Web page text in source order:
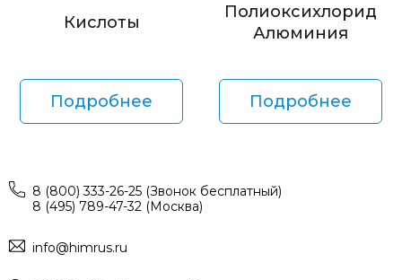
Кислоты
Подробнее
Полиоксихлорид
Алюминия
Подробнее
8 (800) 333-26-25 (Звонок бесплатный)
8 (495) 789-47-32 (Москва)
info@himrus.ru